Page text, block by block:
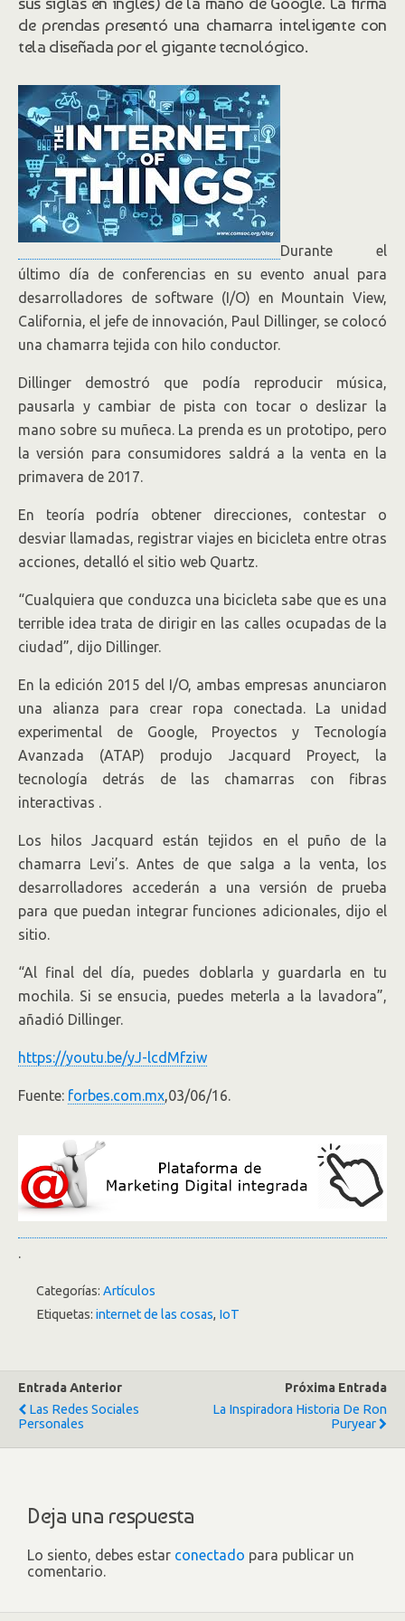
por Google
La prenda permite reproducir música,
pausarla y cambiar de pista con tocar o
deslizar la mano sobre el puño de la
prenda.
de prendas presentó una chamarra inteligente con
tela diseñada por el gigante tecnológico.
Durante el
último día de conferencias en su evento anual para
desarrolladores de software (I/O) en Mountain View,
California, el jefe de innovación, Paul Dillinger, se colocó
una chamarra tejida con hilo conductor.
Dillinger demostró que podía reproducir música,
pausarla y cambiar de pista con tocar o deslizar la
mano sobre su muñeca. La prenda es un prototipo, pero
la versión para consumidores saldrá a la venta en la
primavera de 2017.
En teoría podría obtener direcciones, contestar o
desviar llamadas, registrar viajes en bicicleta entre otras
acciones, detalló el sitio web Quartz.
“Cualquiera que conduzca una bicicleta sabe que es una
terrible idea trata de dirigir en las calles ocupadas de la
ciudad”, dijo Dillinger.
En la edición 2015 del I/O, ambas empresas anunciaron
una alianza para crear ropa conectada. La unidad
experimental de Google, Proyectos y Tecnología
Avanzada (ATAP) produjo Jacquard Proyect, la
tecnología detrás de las chamarras con fibras
interactivas .
Los hilos Jacquard están tejidos en el puño de la
chamarra Levi’s. Antes de que salga a la venta, los
desarrolladores accederán a una versión de prueba
para que puedan integrar funciones adicionales, dijo el
sitio.
“Al final del día, puedes doblarla y guardarla en tu
mochila. Si se ensucia, puedes meterla a la lavadora”,
añadió Dillinger.
https://youtu.be/yJ-lcdMfziw
Fuente: forbes.com.mx,03/06/16.
.
Categorías: Artículos
Etiquetas: internet de las cosas, IoT
Entrada Anterior
Las Redes Sociales
Personales
Próxima Entrada
La Inspiradora Historia De Ron
Puryear
Deja una respuesta
Lo siento, debes estar conectado para publicar un
comentario.